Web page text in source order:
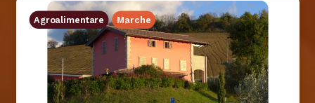
Agroalimentare Marche